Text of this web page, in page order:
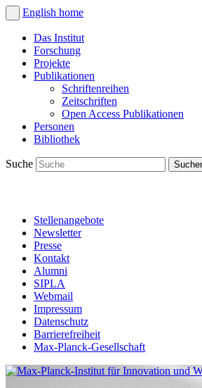
English home
Das Institut
Forschung
Projekte
Publikationen
Schriftenreihen
Zeitschriften
Open Access Publikationen
Personen
Bibliothek
Suche
Stellenangebote
Newsletter
Presse
Kontakt
Alumni
SIPLA
Webmail
Impressum
Datenschutz
Barrierefreiheit
Max-Planck-Gesellschaft